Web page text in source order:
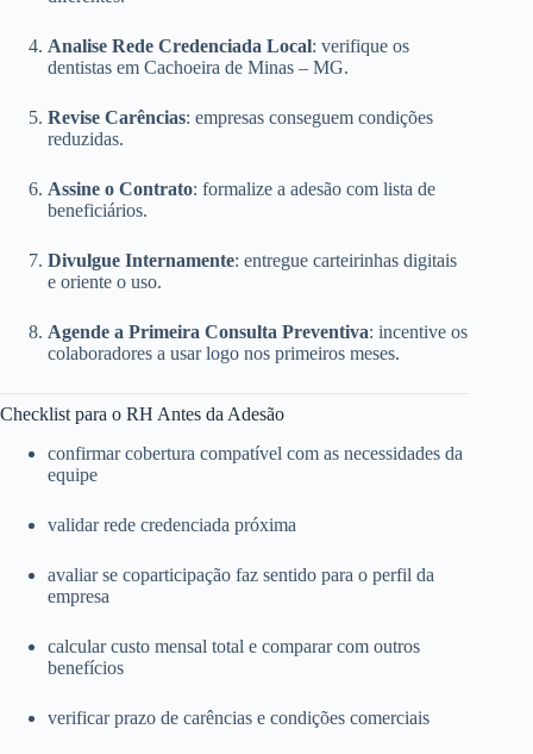
Analise Rede Credenciada Local: verifique os
dentistas em Cachoeira de Minas – MG.
Revise Carências: empresas conseguem condições
reduzidas.
Assine o Contrato: formalize a adesão com lista de
beneficiários.
Divulgue Internamente: entregue carteirinhas digitais
e oriente o uso.
Agende a Primeira Consulta Preventiva: incentive os
colaboradores a usar logo nos primeiros meses.
Checklist para o RH Antes da Adesão
confirmar cobertura compatível com as necessidades da
equipe
validar rede credenciada próxima
avaliar se coparticipação faz sentido para o perfil da
empresa
calcular custo mensal total e comparar com outros
benefícios
verificar prazo de carências e condições comerciais